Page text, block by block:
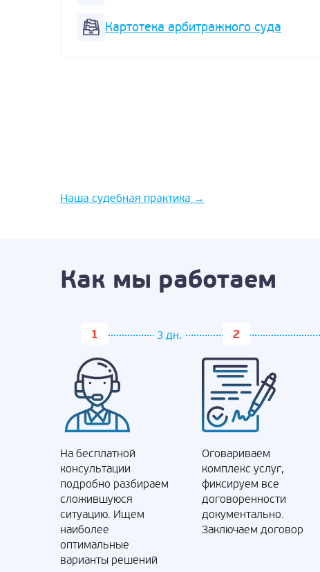
Картотека арбитражного суда
Наша судебная практика →
Как мы работаем
3 дн.
На бесплатной
консультации
подробно разбираем
сложившуюся
ситуацию. Ищем
наиболее
оптимальные
варианты решений
Оговариваем
комплекс услуг,
фиксируем все
договоренности
документально.
Заключаем договор